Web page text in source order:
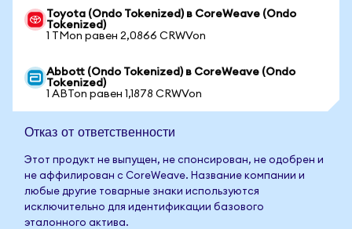
Toyota (Ondo Tokenized) в CoreWeave (Ondo
Tokenized)
1 TMon равен 2,0866 CRWVon
Abbott (Ondo Tokenized) в CoreWeave (Ondo
Tokenized)
1 ABTon равен 1,1878 CRWVon
Отказ от ответственности
Этот продукт не выпущен, не спонсирован, не одобрен и
не аффилирован с CoreWeave. Название компании и
любые другие товарные знаки используются
исключительно для идентификации базового
эталонного актива.